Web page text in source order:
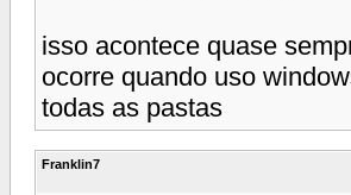
isso acontece quase
ocorre quando uso
todas as pastas
Franklin7